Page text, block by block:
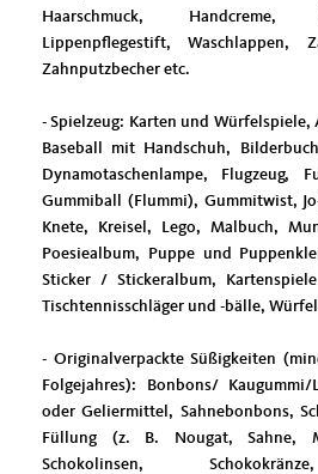
Haarschmuck, Handcreme,
Lippenpflegestift, Waschlappen,
Zahnputzbecher etc.
- Spielzeug: Karten und
Baseball mit Handschuh,
Dynamotaschenlampe, Flugzeug,
Gummiball (Flummi), Gummitwist,
Knete, Kreisel, Lego, Malbuch,
Poesiealbum, Puppe und
Sticker / Stickeralbum,
Tischtennisschläger und -bälle,
- Originalverpackte Süßigkeiten
Folgejahres): Bonbons/
oder Geliermittel, Sahnebonbons,
Füllung (z. B. Nougat, Sahne,
Schokolinsen,